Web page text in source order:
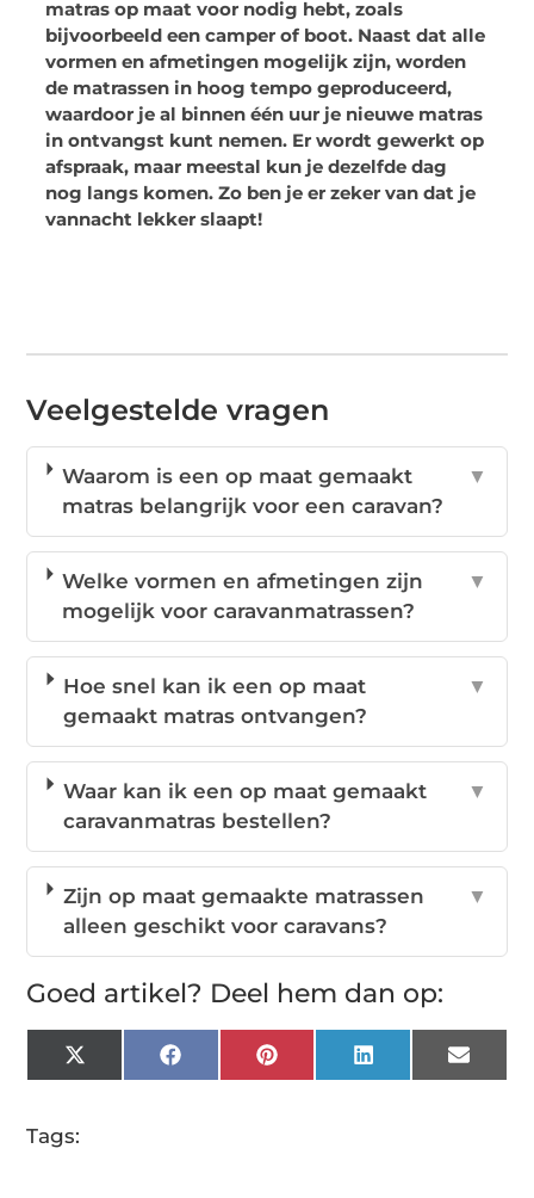
matras op maat voor nodig hebt, zoals
bijvoorbeeld een camper of boot. Naast dat alle
vormen en afmetingen mogelijk zijn, worden
de matrassen in hoog tempo geproduceerd,
waardoor je al binnen één uur je nieuwe matras
in ontvangst kunt nemen. Er wordt gewerkt op
afspraak, maar meestal kun je dezelfde dag
nog langs komen. Zo ben je er zeker van dat je
vannacht lekker slaapt!
Veelgestelde vragen
Waarom is een op maat gemaakt
matras belangrijk voor een caravan?
▼
Welke vormen en afmetingen zijn
mogelijk voor caravanmatrassen?
▼
Hoe snel kan ik een op maat
gemaakt matras ontvangen?
▼
Waar kan ik een op maat gemaakt
caravanmatras bestellen?
▼
Zijn op maat gemaakte matrassen
alleen geschikt voor caravans?
▼
Goed artikel? Deel hem dan op:
X
(Twitter)
FacebookPinterestLinkedInEmail
Tags: